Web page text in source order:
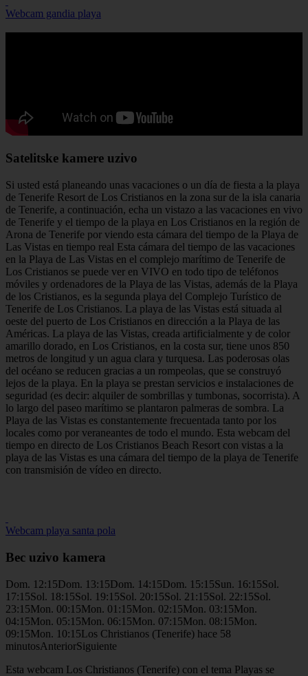
Webcam gandia playa
Satelitske kamere uzivo
Si usted está planeando unas vacaciones o un día de fiesta a la playa
de Tenerife Resort de Los Cristianos en la zona sur de la isla canaria
de Tenerife, a continuación, echa un vistazo a las vacaciones en vivo
de Tenerife y el tiempo de la playa en Los Cristianos en la región de
Arona de Tenerife por viendo esta cámara del tiempo de la Playa de
Las Vistas en tiempo real Esta cámara del tiempo de las vacaciones
en la Playa de Las Vistas en el complejo marítimo de Tenerife de
Los Cristianos se puede ver en VIVO en todo tipo de teléfonos
móviles y ordenadores de la Playa de las Vistas, además de la Playa
de los Cristianos, es la segunda playa del Complejo Turístico de
Tenerife de Los Cristianos. La playa de las Vistas está situada al
oeste del puerto de Los Cristianos en dirección a la Playa de las
Américas. La playa de las Vistas, creada artificialmente y de color
amarillo dorado, en Los Cristianos, en la costa sur, tiene unos 850
metros de longitud y un agua clara y turquesa. Las poderosas olas
del océano se reducen gracias a un rompeolas, que se construyó
lejos de la playa. En la playa se prestan servicios e instalaciones de
seguridad (es decir: alquiler de sombrillas y tumbonas, socorrista). A
lo largo del paseo marítimo se plantaron palmeras de sombra. La
Playa de las Vistas es constantemente frecuentada tanto por los
locales como por veraneantes de todo el mundo. Esta webcam del
tiempo en directo de Los Cristianos Beach Resort con vistas a la
playa de las Vistas es una cámara del tiempo de la playa de Tenerife
con transmisión de vídeo en directo.
Webcam playa santa pola
Bec uzivo kamera
Dom. 12:15Dom. 13:15Dom. 14:15Dom. 15:15Sun. 16:15Sol.
17:15Sol. 18:15Sol. 19:15Sol. 20:15Sol. 21:15Sol. 22:15Sol.
23:15Mon. 00:15Mon. 01:15Mon. 02:15Mon. 03:15Mon.
04:15Mon. 05:15Mon. 06:15Mon. 07:15Mon. 08:15Mon.
09:15Mon. 10:15Los Christianos (Tenerife) hace 58
minutosAnteriorSiguiente
Esta webcam Los Christianos (Tenerife) con el tema Playas se